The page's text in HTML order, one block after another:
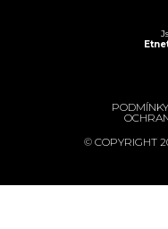
© COPYRIGHT